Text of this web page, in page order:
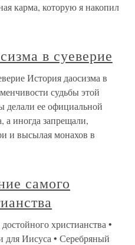
карма, которую я накопил
в суеверие
История даосизма в
судьбы этой
делали ее официальной
а иногда запрещали,
и высылая монахов в
самого
христианства •
для Иисуса • Серебряный